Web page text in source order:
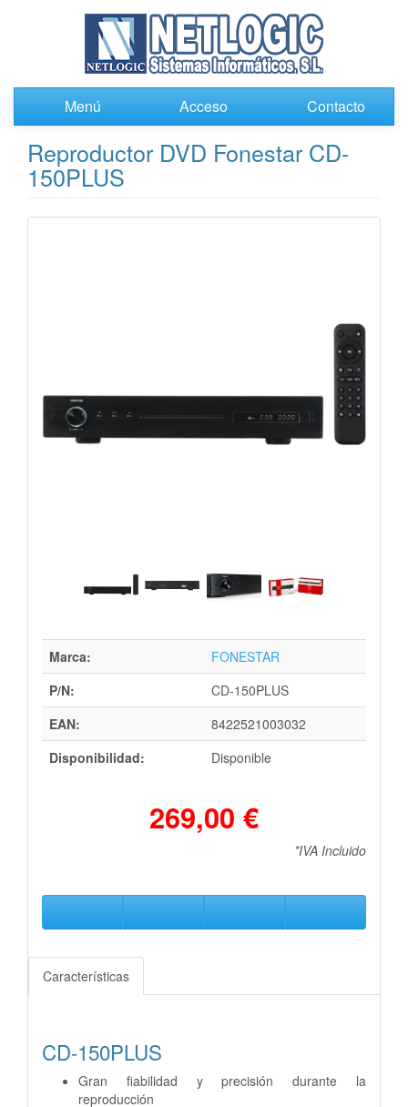
Menú Acceso Contacto
Reproductor DVD Fonestar CD-
150PLUS
Marca:
FONESTAR
P/N:
CD-150PLUS
EAN:
8422521003032
Disponibilidad:
Disponible
269,00 €
*IVA Incluido
Características
CD-150PLUS
Gran fiabilidad y precisión durante la
reproducción